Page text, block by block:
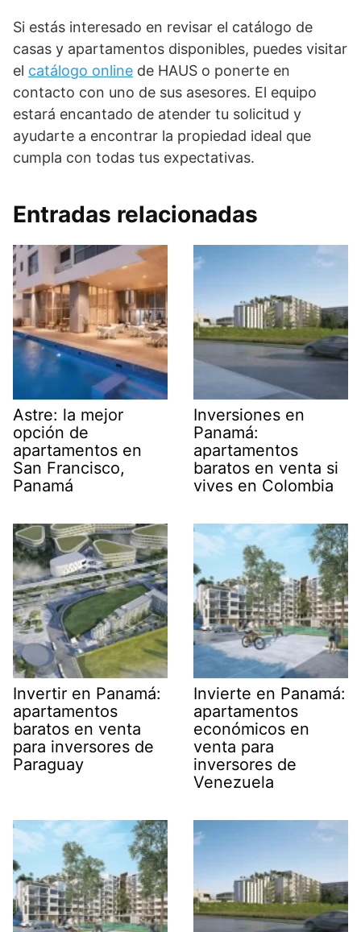
Si estás interesado en revisar el catálogo de
casas y apartamentos disponibles, puedes visitar
el catálogo online de HAUS o ponerte en
contacto con uno de sus asesores. El equipo
estará encantado de atender tu solicitud y
ayudarte a encontrar la propiedad ideal que
cumpla con todas tus expectativas.
Entradas relacionadas
Astre: la mejor
opción de
apartamentos en
San Francisco,
Panamá
Inversiones en
Panamá:
apartamentos
baratos en venta si
vives en Colombia
Invertir en Panamá:
apartamentos
baratos en venta
para inversores de
Paraguay
Invierte en Panamá:
apartamentos
económicos en
venta para
inversores de
Venezuela